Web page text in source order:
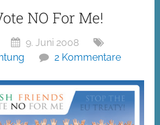
NO For Me!
9. Juni 2008
2 Kommentare